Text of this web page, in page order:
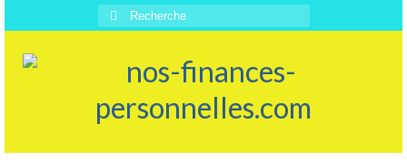
Rechercher
: